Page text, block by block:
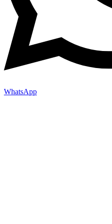
WhatsApp